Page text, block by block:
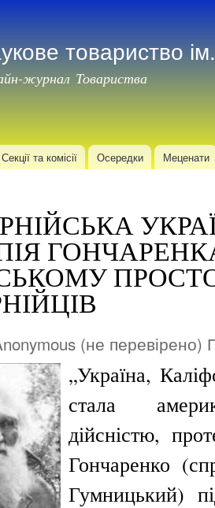
товариство
журнал Товариства
Секції та комісії Осередки Меценати
(не перевірено)
„Україна,
стала
дійсністю,
Гончаренко
Гумницький)